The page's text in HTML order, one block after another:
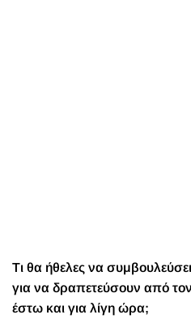
Τι θα ήθελες να
για να δραπετεύσουν από
έστω και για λίγη ώρα;